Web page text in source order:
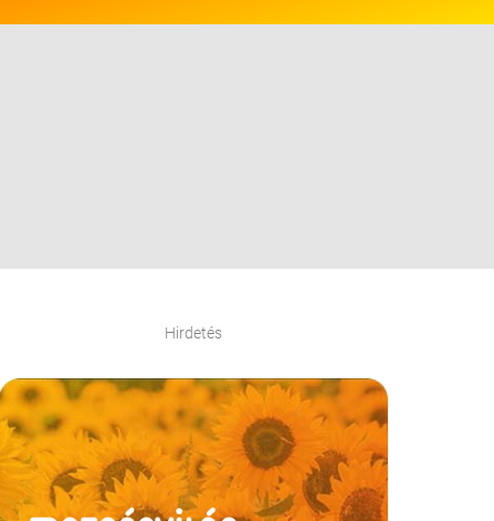
Hirdetés